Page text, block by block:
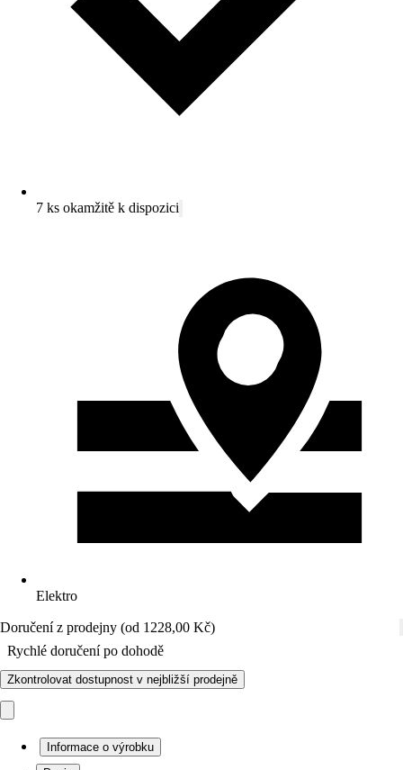
7 ks okamžitě k dispozici
Elektro
Doručení z prodejny (od 1228,00 Kč)
Rychlé doručení po dohodě
Zkontrolovat dostupnost v nejbližší prodejně
Informace o výrobku